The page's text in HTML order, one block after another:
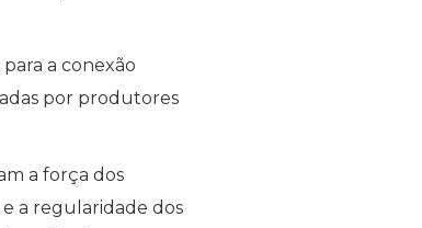
a conexão
por produtores
a força dos
a regularidade dos